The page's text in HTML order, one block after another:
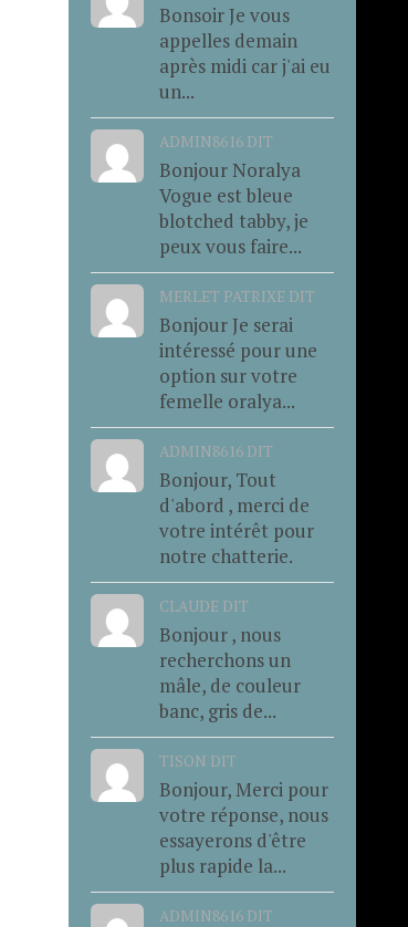
Bonsoir Je vous
appelles demain
après midi car j'ai eu
un...
ADMIN8616 DIT
Bonjour Noralya
Vogue est bleue
blotched tabby, je
peux vous faire...
MERLET PATRIXE DIT
Bonjour Je serai
intéressé pour une
option sur votre
femelle oralya...
ADMIN8616 DIT
Bonjour, Tout
d'abord , merci de
votre intérêt pour
notre chatterie.
CLAUDE DIT
Bonjour , nous
recherchons un
mâle, de couleur
banc, gris de...
TISON DIT
Bonjour, Merci pour
votre réponse, nous
essayerons d'être
plus rapide la...
ADMIN8616 DIT